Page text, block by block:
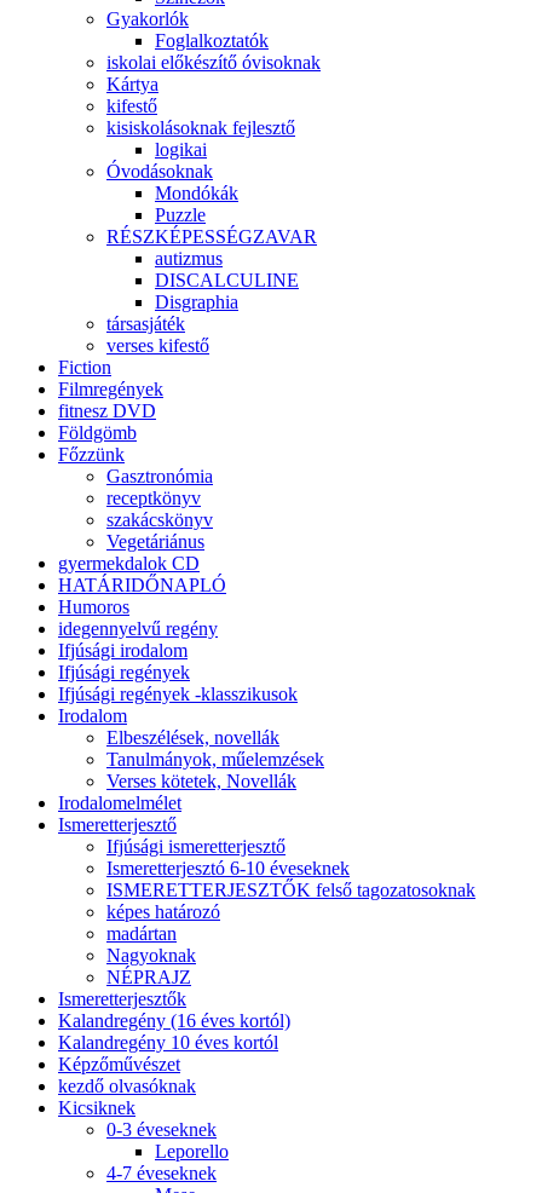
Gyakorlók
Foglalkoztatók
iskolai előkészítő óvisoknak
Kártya
kifestő
kisiskolásoknak fejlesztő
logikai
Óvodásoknak
Mondókák
Puzzle
RÉSZKÉPESSÉGZAVAR
autizmus
DISCALCULINE
Disgraphia
társasjáték
verses kifestő
Fiction
Filmregények
fitnesz DVD
Földgömb
Főzzünk
Gasztronómia
receptkönyv
szakácskönyv
Vegetáriánus
gyermekdalok CD
HATÁRIDŐNAPLÓ
Humoros
idegennyelvű regény
Ifjúsági irodalom
Ifjúsági regények
Ifjúsági regények -klasszikusok
Irodalom
Elbeszélések, novellák
Tanulmányok, műelemzések
Verses kötetek, Novellák
Irodalomelmélet
Ismeretterjesztő
Ifjúsági ismeretterjesztő
Ismeretterjesztó 6-10 éveseknek
ISMERETTERJESZTŐK felső tagozatosoknak
képes határozó
madártan
Nagyoknak
NÉPRAJZ
Ismeretterjesztők
Kalandregény (16 éves kortól)
Kalandregény 10 éves kortól
Képzőművészet
kezdő olvasóknak
Kicsiknek
0-3 éveseknek
Leporello
4-7 éveseknek